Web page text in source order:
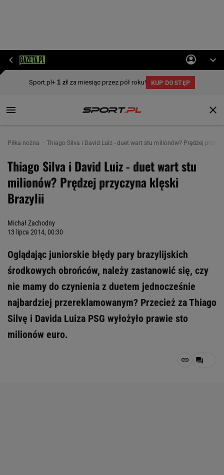
Piłka nożna Thiago Silva i David Luiz - duet wart stu milionów? Prędzej
Thiago Silva i David Luiz - duet wart stu
milionów? Prędzej przyczyna klęski
Brazylii
Michał Zachodny
13 lipca 2014, 00:30
Oglądając juniorskie błędy pary brazylijskich
środkowych obrońców, należy zastanowić się, czy
nie mamy do czynienia z duetem jednocześnie
najbardziej przereklamowanym? Przecież za Thiago
Silvę i Davida Luiza PSG wyłożyło prawie sto
milionów euro.